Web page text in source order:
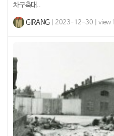
차구축대..
GIRANG | 2023-12-30 | view